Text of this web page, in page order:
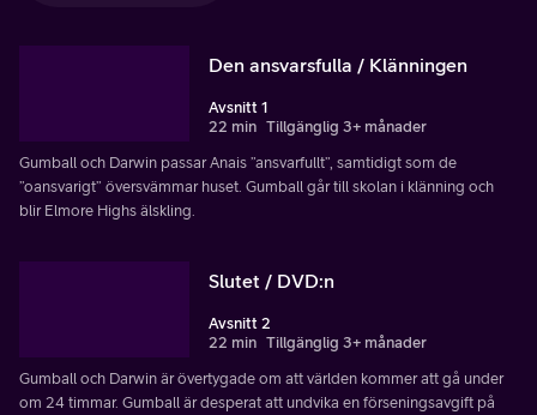
Den ansvarsfulla / Klänningen
Avsnitt 1
22 min Tillgänglig 3+ månader
Gumball och Darwin passar Anais ”ansvarfullt”, samtidigt som de
”oansvarigt” översvämmar huset. Gumball går till skolan i klänning och
blir Elmore Highs älskling.
Slutet / DVD:n
Avsnitt 2
22 min Tillgänglig 3+ månader
Gumball och Darwin är övertygade om att världen kommer att gå under
om 24 timmar. Gumball är desperat att undvika en förseningsavgift på